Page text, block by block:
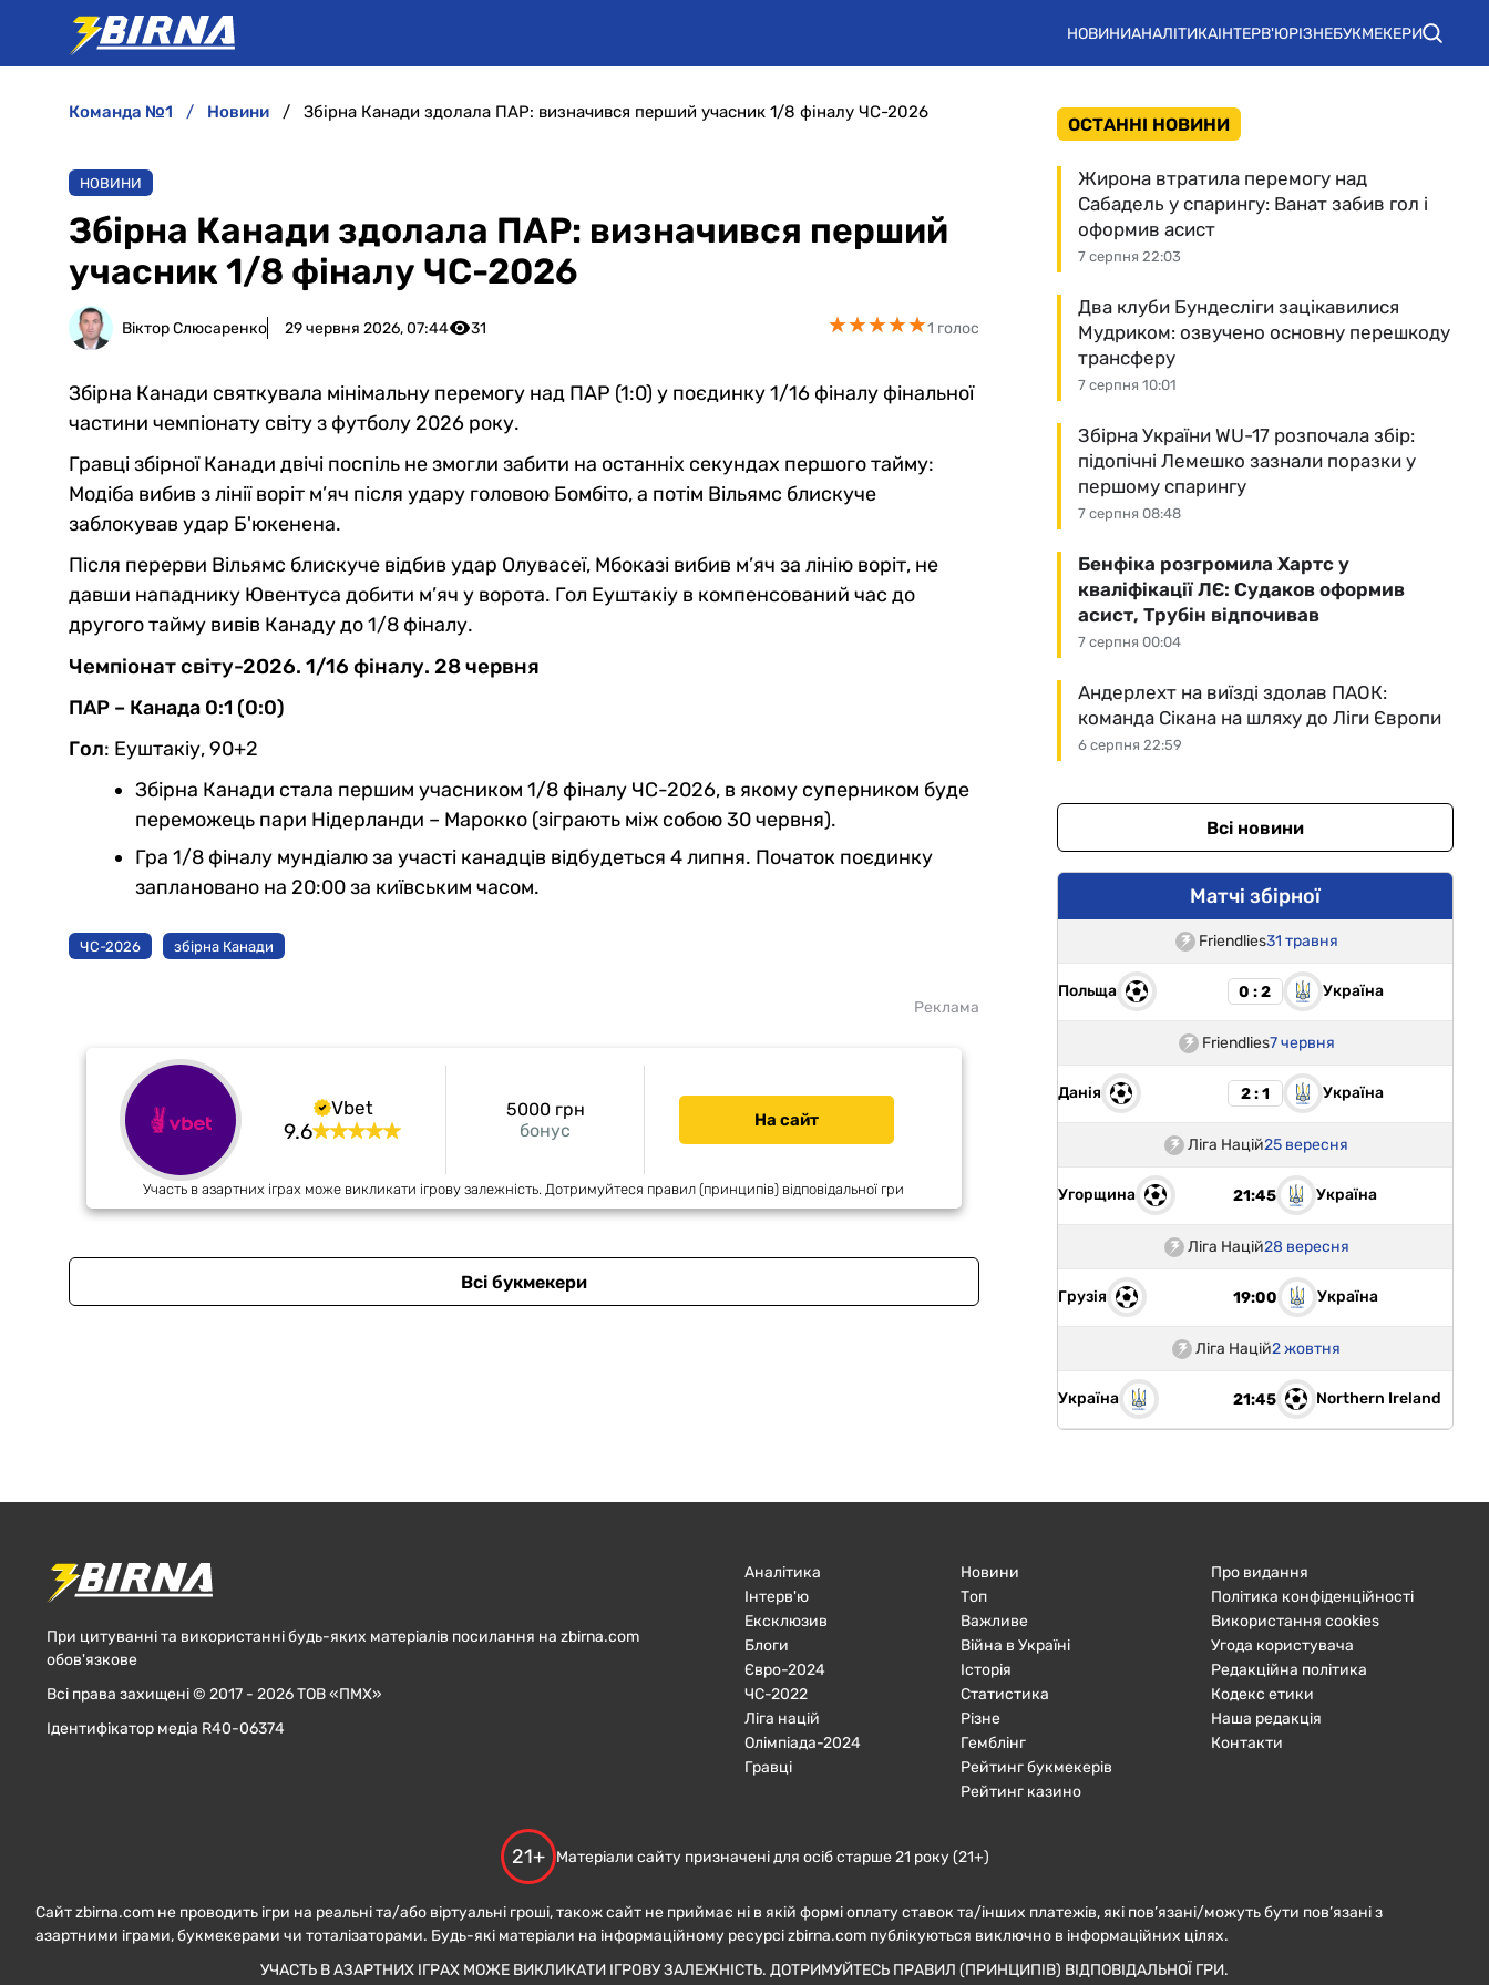
НОВИНИАНАЛІТИКАІНТЕРВ'ЮРІЗНЕБУКМЕКЕРИ
команда №1 новини Збірна Канади здолала ПАР: визначився перший учасник 1/8 фіналу ЧС-2026
НОВИНИ
Збірна Канади здолала ПАР: визначився перший
учасник 1/8 фіналу ЧС-2026
Віктор Слюсаренко 29 червня 2026, 07:44 31 ★★★★★
★★★★★1 голос
Збірна Канади святкувала мінімальну перемогу над ПАР (1:0) у поєдинку 1/16 фіналу фінальної
частини чемпіонату світу з футболу 2026 року.
Гравці збірної Канади двічі поспіль не змогли забити на останніх секундах першого тайму:
Модіба вибив з лінії воріт м’яч після удару головою Бомбіто, а потім Вільямс блискуче
заблокував удар Б'юкенена.
Після перерви Вільямс блискуче відбив удар Олувасеї, Мбоказі вибив м’яч за лінію воріт, не
давши нападнику Ювентуса добити м’яч у ворота. Гол Еуштакіу в компенсований час до
другого тайму вивів Канаду до 1/8 фіналу.
Чемпіонат світу-2026. 1/16 фіналу. 28 червня
ПАР – Канада 0:1 (0:0)
Гол: Еуштакіу, 90+2
Збірна Канади стала першим учасником 1/8 фіналу ЧС-2026, в якому суперником буде
переможець пари Нідерланди – Марокко (зіграють між собою 30 червня).
Гра 1/8 фіналу мундіалю за участі канадців відбудеться 4 липня. Початок поєдинку
заплановано на 20:00 за київським часом.
ЧС-2026 збірна Канади
Реклама
Vbet
9.6 бонус
5000 грн На сайт
Участь в азартних іграх може викликати ігрову залежність. Дотримуйтеся правил (принципів) відповідальної гри
Всі букмекери
ОСТАННІ НОВИНИ
7 серпня 22:03
Жирона втратила перемогу над
Сабадель у спарингу: Ванат забив гол і
оформив асист
7 серпня 10:01
Два клуби Бундесліги зацікавилися
Мудриком: озвучено основну перешкоду
трансферу
7 серпня 08:48
Збірна України WU-17 розпочала збір:
підопічні Лемешко зазнали поразки у
першому спарингу
7 серпня 00:04
Бенфіка розгромила Хартс у
кваліфікації ЛЄ: Судаков оформив
асист, Трубін відпочивав
6 серпня 22:59
Андерлехт на виїзді здолав ПАОК:
команда Сікана на шляху до Ліги Європи
Всі новини
Матчі збірної
Friendlies31 травня
Польща 0 : 2 Україна
Friendlies7 червня
Данія 2 : 1 Україна
Ліга Націй25 вересня
Угорщина 21:45 Україна
Ліга Націй28 вересня
Грузія 19:00 Україна
Ліга Націй2 жовтня
Україна 21:45 Northern Ireland
При цитуванні та використанні будь-яких матеріалів посилання на zbirna.com
обов'язкове
Всі права захищені © 2017 - 2026 ТОВ «ПМХ»
Ідентифікатор медіа R40-06374
Аналітика
Інтерв'ю
Ексклюзив
Блоги
Євро-2024
ЧC-2022
Ліга націй
Олімпіада-2024
Гравці
Новини
Топ
Важливе
Війна в Україні
Історія
Статистика
Різне
Гемблінг
Рейтинг букмекерів
Рейтинг казино
Про видання
Політика конфіденційності
Використання cookies
Угода користувача
Редакційна політика
Кодекс етики
Наша редакція
Контакти
21+ Матеріали сайту призначені для осіб старше 21 року (21+)
Сайт zbirna.com не проводить ігри на реальні та/або віртуальні гроші, також сайт не приймає ні в якій формі оплату ставок та/інших платежів, які пов’язані/можуть бути пов’язані з
азартними іграми, букмекерами чи тоталізаторами. Будь-які матеріали на інформаційному ресурсі zbirna.com публікуються виключно в інформаційних цілях.
УЧАСТЬ В АЗАРТНИХ ІГРАХ МОЖЕ ВИКЛИКАТИ ІГРОВУ ЗАЛЕЖНІСТЬ. ДОТРИМУЙТЕСЬ ПРАВИЛ (ПРИНЦИПІВ) ВІДПОВІДАЛЬНОЇ ГРИ.